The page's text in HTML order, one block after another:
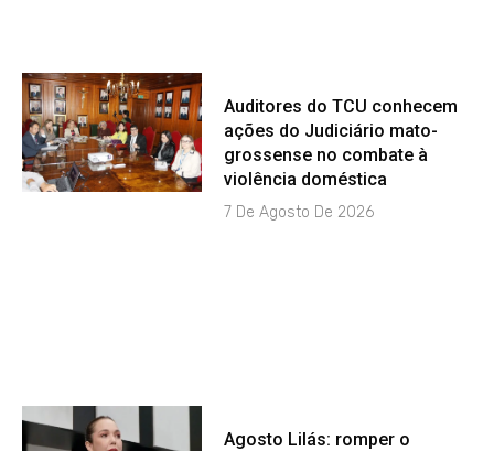
Auditores do TCU conhecem
ações do Judiciário mato-
grossense no combate à
violência doméstica
7 De Agosto De 2026
Agosto Lilás: romper o